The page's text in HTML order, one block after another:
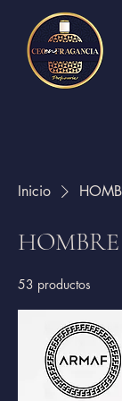
Inicio
HOMBRE
53 productos